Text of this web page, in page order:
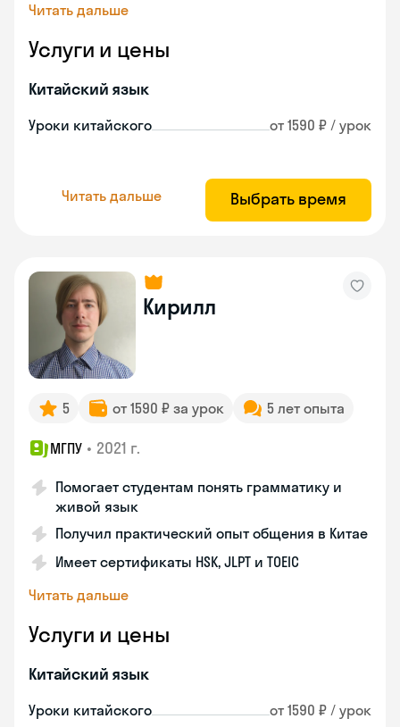
Читать дальше
Услуги и цены
Китайский язык
Уроки китайского от 1590 ₽ / урок
Читать дальше Выбрать время
Кирилл
5 от 1590 ₽ за урок 5 лет опыта
МГПУ • 2021 г.
Помогает студентам понять грамматику и
живой язык
Получил практический опыт общения в Китае
Имеет сертификаты HSK, JLPT и TOEIC
Читать дальше
Услуги и цены
Китайский язык
Уроки китайского от 1590 ₽ / урок